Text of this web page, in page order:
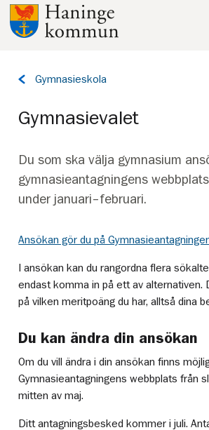
Till innehåll på sidan
Tillbaka
Gymnasieskola
Gymnasievalet
Du som ska välja gymnasium
gymnasieantagningens
under januari–februari.
Ansökan gör du på
I ansökan kan du rangordna flera
endast komma in på ett av alternativen.
på vilken meritpoäng du har, alltså dina
Du kan ändra din ansökan
Om du vill ändra i din ansökan finns
Gymnasieantagningens webbplats från
mitten av maj.
Ditt antagningsbesked kommer i juli.